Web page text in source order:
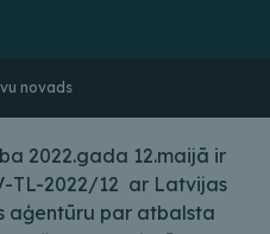
novads
2022.gada 12.maijā ir
TL-2022/12 ar Latvijas
aģentūru par atbalsta